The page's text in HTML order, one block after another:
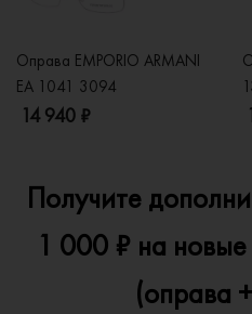
Оправа EMPORIO ARMANI
EA 1041 3094
14 940 ₽
Получите
1 000 ₽ на новые
(оправа